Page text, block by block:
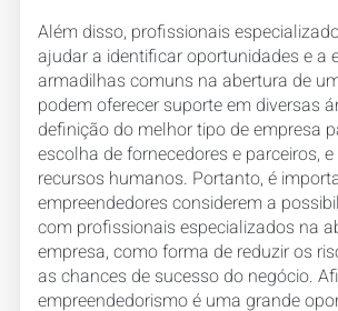
Além disso, profissionais
ajudar a identificar oportunidades e a
armadilhas comuns na abertura de
podem oferecer suporte em diversas
definição do melhor tipo de empresa
escolha de fornecedores e parceiros,
recursos humanos. Portanto, é
empreendedores considerem a
com profissionais especializados na
empresa, como forma de reduzir os
as chances de sucesso do negócio.
empreendedorismo é uma grande